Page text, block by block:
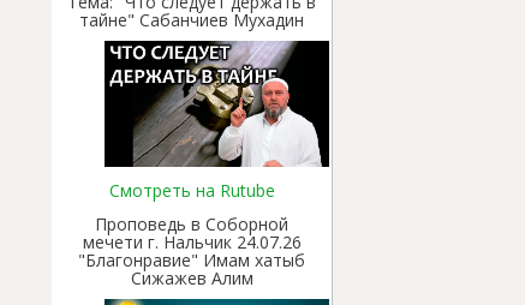
тайне" Сабанчиев Мухадин
Смотреть на Rutube
Проповедь в Соборной
мечети г. Нальчик 24.07.26
"Благонравие" Имам хатыб
Сижажев Алим